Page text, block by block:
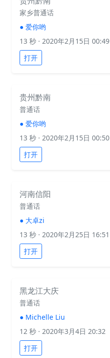
家乡普通话
● 爱你哟
13 秒 · 2020年2月15日 00:49
打开
贵州黔南
普通话
● 爱你哟
13 秒 · 2020年2月15日 00:50
打开
河南信阳
普通话
● 大卓zi
13 秒 · 2020年2月25日 16:51
打开
黑龙江大庆
普通话
● Michelle Liu
12 秒 · 2020年3月4日 20:32
打开